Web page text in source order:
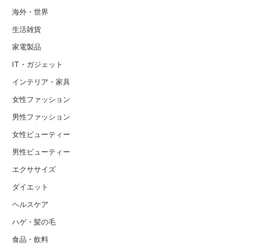
海外・世界
生活雑貨
家電製品
IT・ガジェット
インテリア・家具
女性ファッション
男性ファッション
女性ビューティー
男性ビューティー
エクササイズ
ダイエット
ヘルスケア
ハゲ・髪の毛
食品・飲料